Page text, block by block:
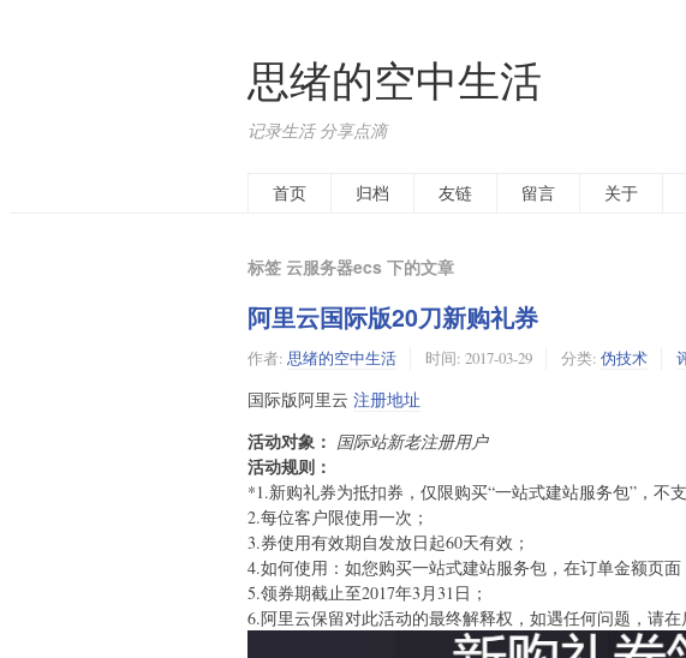
思绪的空中生活
记录生活 分享点滴
首页 归档 友链 留言 关于
标签 云服务器ecs 下的文章
阿里云国际版20刀新购礼券
作者: 思绪的空中生活 时间: 2017-03-29 分类: 伪技术
国际版阿里云 注册地址
活动对象： 国际站新老注册用户
活动规则：
*1.新购礼券为抵扣券，仅限购买“一站式建站服务包”，不
2.每位客户限使用一次；
3.券使用有效期自发放日起60天有效；
4.如何使用：如您购买一站式建站服务包，在订单金额页面
5.领券期截止至2017年3月31日；
6.阿里云保留对此活动的最终解释权，如遇任何问题，请